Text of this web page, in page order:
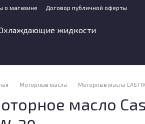
о магазине Договор публичной оферты
жидкости
Моторные масла Моторные масла
масло